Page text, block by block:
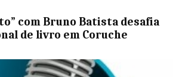
com Bruno Batista desafia
de livro em Coruche